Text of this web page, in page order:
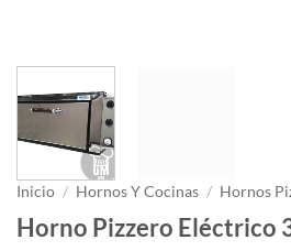
Inicio / Hornos Y Cocinas / Hornos
Horno Pizzero Eléctrico